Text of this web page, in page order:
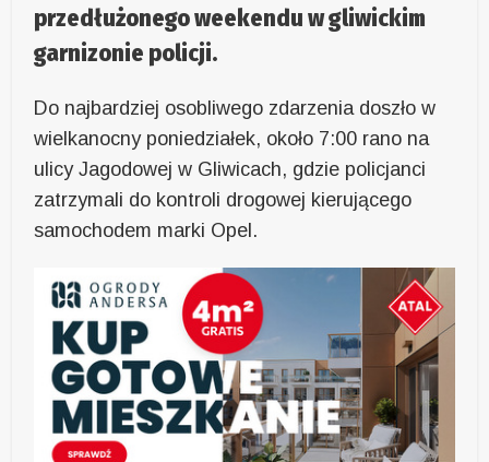
przedłużonego weekendu w gliwickim
garnizonie policji.
Do najbardziej osobliwego zdarzenia doszło w
wielkanocny poniedziałek, około 7:00 rano na
ulicy Jagodowej w Gliwicach, gdzie policjanci
zatrzymali do kontroli drogowej kierującego
samochodem marki Opel.